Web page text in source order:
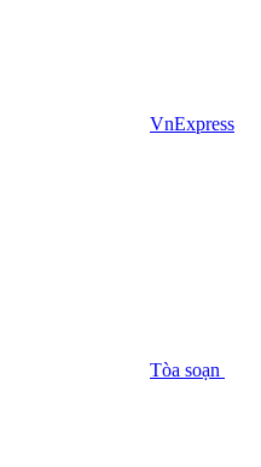
VnExpress
Tòa soạn